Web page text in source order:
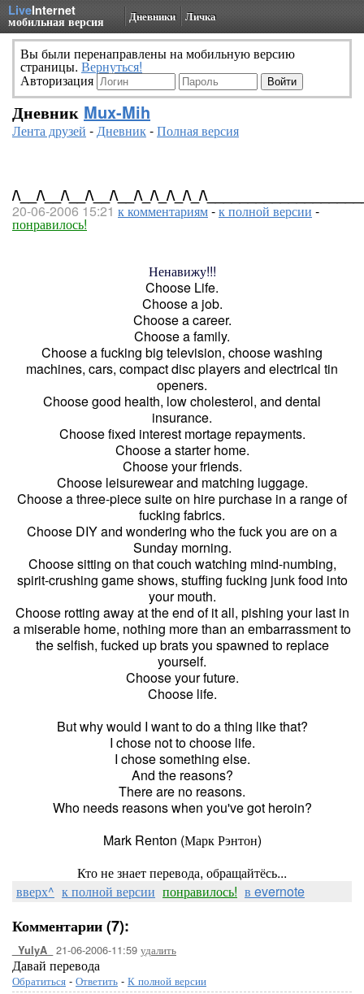
LiveInternet
мобильная версия Дневники Личка
Вы были перенаправлены на мобильную версию
страницы. Вернуться!
Авторизация
Дневник Mux-Mih
Лента друзей -Дневник-Полная версия
/\__/\__/\__/\__/\__/\_/\_/\_/\_/
20-06-2006 15:21 к комментариям-к полной версии -
понравилось!
Ненавижу!!!
Choose Life.
Choose a job.
Choose a career.
Choose a family.
Choose a fucking big television, choose washing
machines, cars, compact disc players and electrical tin
openers.
Choose good health, low cholesterol, and dental
insurance.
Choose fixed interest mortage repayments.
Choose a starter home.
Choose your friends.
Choose leisurewear and matching luggage.
Choose a three-piece suite on hire purchase in a range of
fucking fabrics.
Choose DIY and wondering who the fuck you are on a
Sunday morning.
Choose sitting on that couch watching mind-numbing,
spirit-crushing game shows, stuffing fucking junk food into
your mouth.
Choose rotting away at the end of it all, pishing your last in
a miserable home, nothing more than an embarrassment to
the selfish, fucked up brats you spawned to replace
yourself.
Choose your future.
Choose life.
But why would I want to do a thing like that?
I chose not to choose life.
I chose something else.
And the reasons?
There are no reasons.
Who needs reasons when you've got heroin?
Mark Renton (Марк Рэнтон)
Кто не знает перевода, обращайтёсь...
вверх^ к полной версии понравилось! в evernote
Комментарии (7):
_YulyA_ 21-06-2006-11:59 удалить
Давай перевода
Обратиться - Ответить - К полной версии